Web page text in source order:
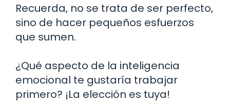
Recuerda, no se trata de ser perfecto,
sino de hacer pequeños esfuerzos
que sumen.
¿Qué aspecto de la inteligencia
emocional te gustaría trabajar
primero? ¡La elección es tuya!